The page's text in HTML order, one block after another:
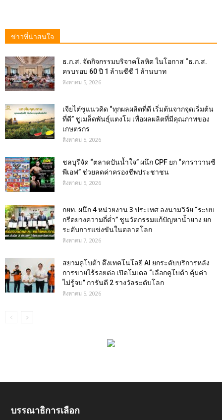
ข่าวที่น่าสนใจ
ธ.ก.ส. จัดกิจกรรมบริจาคโลหิต ในโอกาส “ธ.ก.ส.
ครบรอบ 60 ปี 1 ล้านซีซี 1 ล้านบาท
สิงหาคม 5, 2026
เจียไต๋ชูแนวคิด “ทุกผลผลิตที่ดี เริ่มต้นจากจุดเริ่มต้น
ที่ดี” ชูเมล็ดพันธุ์แตงโม เพื่อผลผลิตที่มีคุณภาพของ
เกษตรกร
สิงหาคม 5, 2026
ชลบุรีจัด “ตลาดปันน้ำใจ” ผนึก CPF ยก “คาราวานซี
พีเอฟ” ช่วยลดค่าครองชีพประชาชน
สิงหาคม 5, 2026
กยท. ผนึก 4 หน่วยงาน 3 ประเทศ ลงนามวิจัย “ระบบ
กรีดยางความถี่ต่ำ” ชูนวัตกรรมแก้ปัญหาน้ำยาง ยก
ระดับการแข่งขันในตลาดโลก
สิงหาคม 7, 2026
สยามคูโบต้า ดึงเทคโนโลยี AI ยกระดับบริการหลัง
การขายไร้รอยต่อ เปิดโมเดล “เลือกคูโบต้า คุ้มค่า
ไม่รู้จบ” การันตี 2 รางวัลระดับโลก
สิงหาคม 5, 2026
บรรณาธิการเลือก